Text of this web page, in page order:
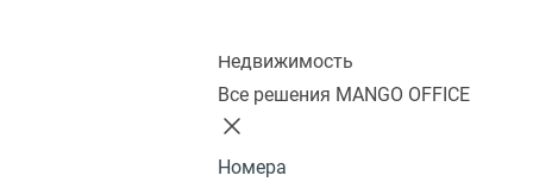
Недвижимость
Все решения MANGO OFFICE
Номера